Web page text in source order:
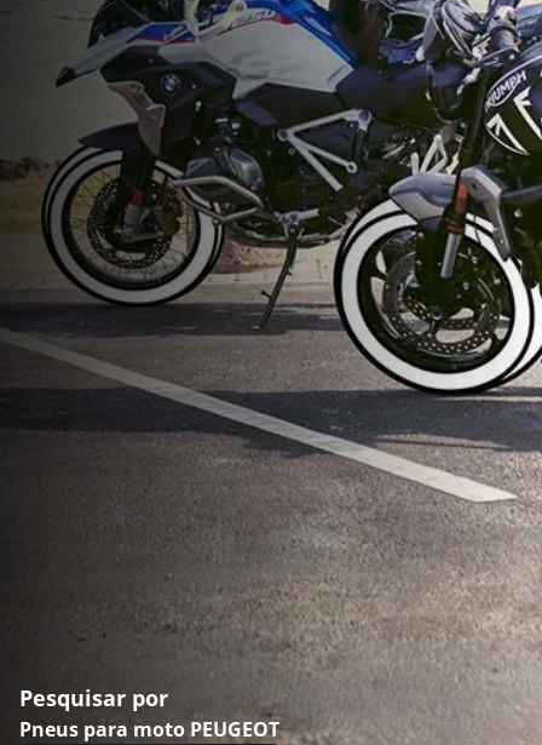
Pesquisar por
Pneus para moto PEUGEOT